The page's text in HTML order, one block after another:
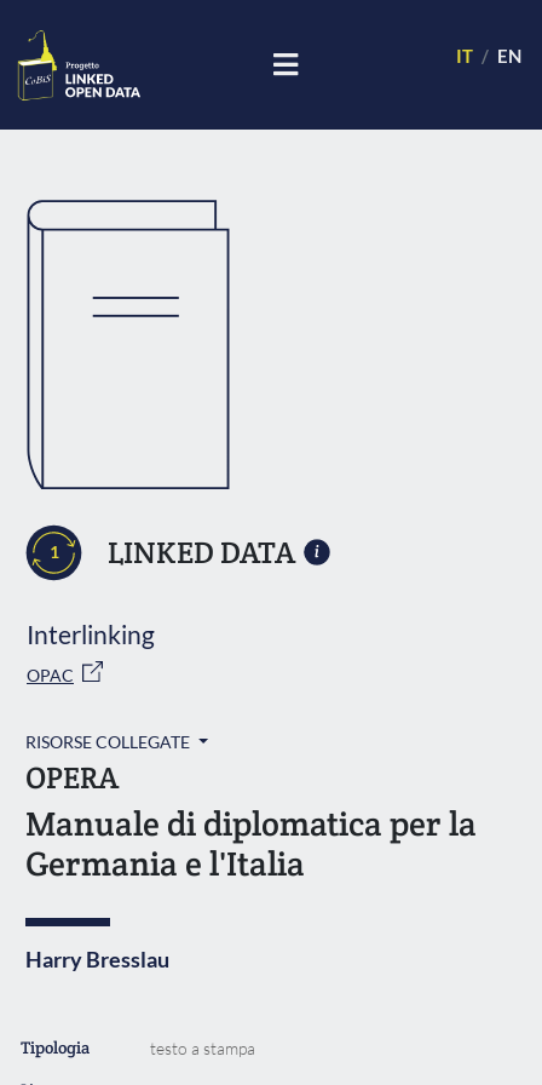
IT EN
1 LINKED DATA
Interlinking
OPAC
RISORSE COLLEGATE
OPERA
Manuale di diplomatica per la
Germania e l'Italia
Harry Bresslau
Tipologia testo a stampa